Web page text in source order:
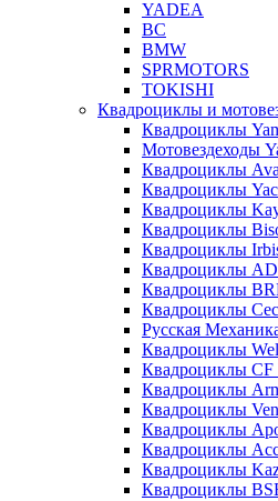
YADEA
BC
BMW
SPRMOTORS
TOKISHI
Квадроциклы и
Квадроциклы
Мотовездеходы
Квадроциклы
Квадроциклы
Квадроциклы
Квадроциклы
Квадроциклы
Квадроциклы
Квадроциклы
Квадроциклы
Русская
Квадроциклы
Квадроциклы
Квадроциклы
Квадроциклы
Квадроциклы
Квадроциклы
Квадроциклы
Квадроциклы